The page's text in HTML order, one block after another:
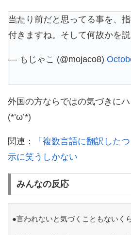
当たり前だと思ってる事を、
付きますね。そして何故かを説
— もじゃこ (@mojaco8)
外国の方ならではの気づきに
(*’ω’*)
関連：
「複数言語に翻訳した
示に笑うしかない
みんなの反応
●言われないと気づくこともないく